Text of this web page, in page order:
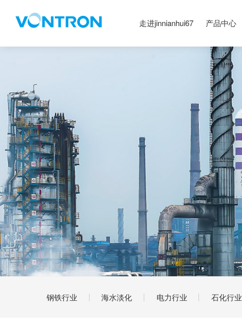
走进jinnianhui67 产品中心
钢铁行业 海水淡化 电力行业 石化行业